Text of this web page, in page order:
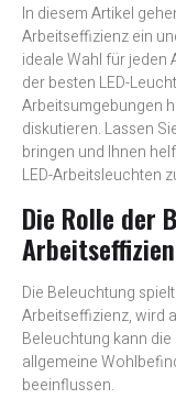
In diesem Artikel
Arbeitseffizienz ein
ideale Wahl für jeden
der besten LED-
Arbeitsumgebungen
diskutieren. Lassen
bringen und Ihnen
LED-Arbeitsleuchten
Die Rolle der
Die Beleuchtung
Arbeitseffizienz, wird
Beleuchtung kann
allgemeine
beeinflussen.